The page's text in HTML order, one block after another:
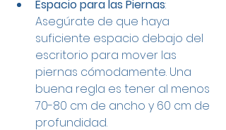
Espacio para las Piernas:
Asegúrate de que haya
suficiente espacio debajo del
escritorio para mover las
piernas cómodamente. Una
buena regla es tener al menos
70-80 cm de ancho y 60 cm de
profundidad.